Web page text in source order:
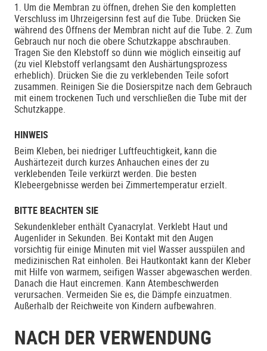
1. Um die Membran zu öffnen, drehen Sie den kompletten
Verschluss im Uhrzeigersinn fest auf die Tube. Drücken Sie
während des Öffnens der Membran nicht auf die Tube. 2. Zum
Gebrauch nur noch die obere Schutzkappe abschrauben.
Tragen Sie den Klebstoff so dünn wie möglich einseitig auf
(zu viel Klebstoff verlangsamt den Aushärtungsprozess
erheblich). Drücken Sie die zu verklebenden Teile sofort
zusammen. Reinigen Sie die Dosierspitze nach dem Gebrauch
mit einem trockenen Tuch und verschließen die Tube mit der
Schutzkappe.
HINWEIS
Beim Kleben, bei niedriger Luftfeuchtigkeit, kann die
Aushärtezeit durch kurzes Anhauchen eines der zu
verklebenden Teile verkürzt werden. Die besten
Klebeergebnisse werden bei Zimmertemperatur erzielt.
BITTE BEACHTEN SIE
Sekundenkleber enthält Cyanacrylat. Verklebt Haut und
Augenlider in Sekunden. Bei Kontakt mit den Augen
vorsichtig für einige Minuten mit viel Wasser ausspülen and
medizinischen Rat einholen. Bei Hautkontakt kann der Kleber
mit Hilfe von warmem, seifigen Wasser abgewaschen werden.
Danach die Haut eincremen. Kann Atembeschwerden
verursachen. Vermeiden Sie es, die Dämpfe einzuatmen.
Außerhalb der Reichweite von Kindern aufbewahren.
NACH DER VERWENDUNG